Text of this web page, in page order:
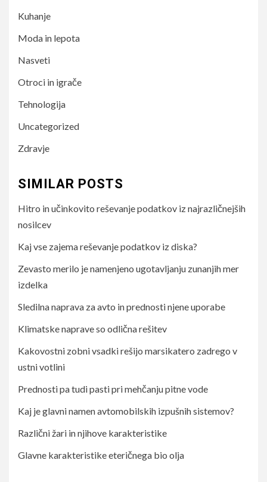
Kuhanje
Moda in lepota
Nasveti
Otroci in igrače
Tehnologija
Uncategorized
Zdravje
SIMILAR POSTS
Hitro in učinkovito reševanje podatkov iz najrazličnejših
nosilcev
Kaj vse zajema reševanje podatkov iz diska?
Zevasto merilo je namenjeno ugotavljanju zunanjih mer
izdelka
Sledilna naprava za avto in prednosti njene uporabe
Klimatske naprave so odlična rešitev
Kakovostni zobni vsadki rešijo marsikatero zadrego v
ustni votlini
Prednosti pa tudi pasti pri mehčanju pitne vode
Kaj je glavni namen avtomobilskih izpušnih sistemov?
Različni žari in njihove karakteristike
Glavne karakteristike eteričnega bio olja